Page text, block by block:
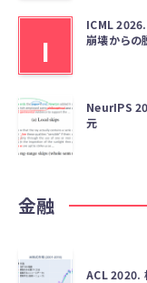
I
ICML
崩壊からの
NeurIPS
元
金融
ACL 2020.